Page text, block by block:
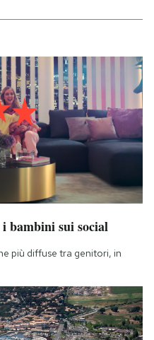
bambini sui social
più diffuse tra genitori, in